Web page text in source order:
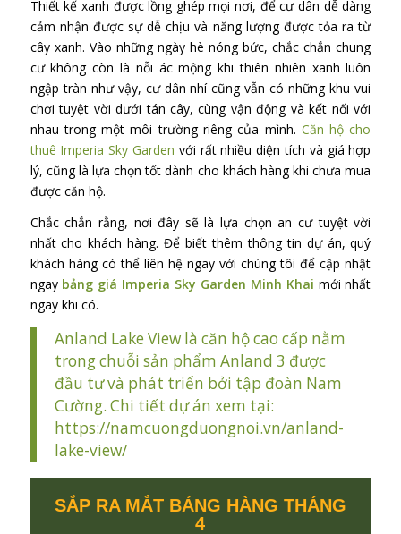
Thiết kế xanh được lồng ghép mọi nơi, để cư dân dễ dàng
cảm nhận được sự dễ chịu và năng lượng được tỏa ra từ
cây xanh. Vào những ngày hè nóng bức, chắc chắn chung
cư không còn là nỗi ác mộng khi thiên nhiên xanh luôn
ngập tràn như vậy, cư dân nhí cũng vẫn có những khu vui
chơi tuyệt vời dưới tán cây, cùng vận động và kết nối với
nhau trong một môi trường riêng của mình. Căn hộ cho
thuê Imperia Sky Garden với rất nhiều diện tích và giá hợp
lý, cũng là lựa chọn tốt dành cho khách hàng khi chưa mua
được căn hộ.
Chắc chắn rằng, nơi đây sẽ là lựa chọn an cư tuyệt vời
nhất cho khách hàng. Để biết thêm thông tin dự án, quý
khách hàng có thể liên hệ ngay với chúng tôi để cập nhật
ngay bảng giá Imperia Sky Garden Minh Khai mới nhất
ngay khi có.
Anland Lake View là căn hộ cao cấp nằm
trong chuỗi sản phẩm Anland 3 được
đầu tư và phát triển bởi tập đoàn Nam
Cường. Chi tiết dự án xem tại:
https://namcuongduongnoi.vn/anland-
lake-view/
SẮP RA MẮT BẢNG HÀNG THÁNG
4